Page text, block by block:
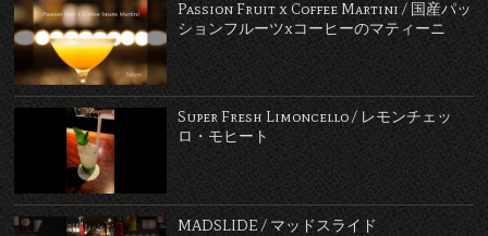
Passion Fruit x Coffee Martini / 国産パッ
ションフルーツxコーヒーのマティーニ
Super Fresh Limoncello / レモンチェッ
ロ・モヒート
MADSLIDE / マッドスライド